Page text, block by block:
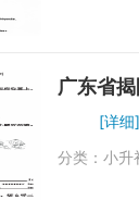
广东省
[详细]
分类： 小升